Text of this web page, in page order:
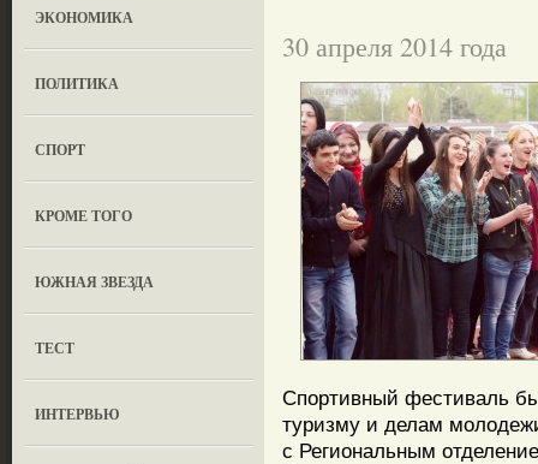
ЭКОНОМИКА
ПОЛИТИКА
СПОРТ
КРОМЕ ТОГО
ЮЖНАЯ ЗВЕЗДА
ТЕСТ
ИНТЕРВЬЮ
30 апреля 2014 года
Спортивный фестиваль
туризму и делам
с Региональным